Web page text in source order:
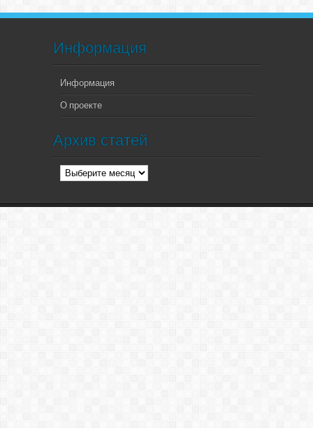
Информация
Информация
О проекте
Архив статей
Архив
статей